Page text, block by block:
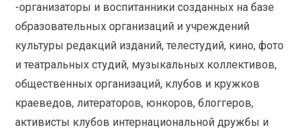
-организаторы и воспитанники созданных на базе
образовательных организаций и учреждений
культуры редакций изданий, телестудий, кино, фото
и театральных студий, музыкальных коллективов,
общественных организаций, клубов и кружков
краеведов, литераторов, юнкоров, блоггеров,
активисты клубов интернациональной дружбы и